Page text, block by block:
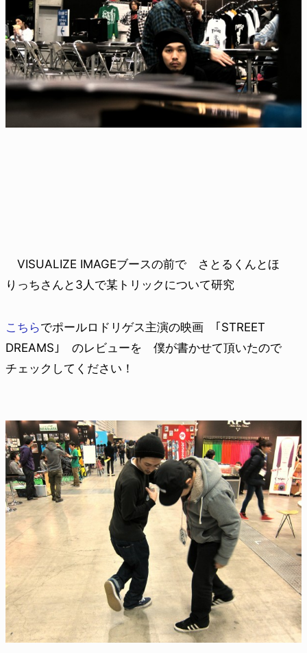
VISUALIZE IMAGEブースの前で さとるくんとほ
りっちさんと3人で某トリックについて研究
こちらでポールロドリゲス主演の映画 ｢STREET
DREAMS｣ のレビューを 僕が書かせて頂いたので
チェックしてください！